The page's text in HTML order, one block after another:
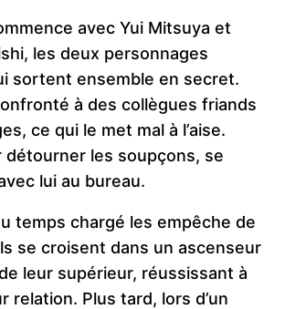
avec Yui Mitsuya et
les deux personnages
sortent ensemble en secret.
à des collègues friands
ce qui le met mal à l’aise.
détourner les soupçons, se
lui au bureau.
temps chargé les empêche de
se croisent dans un ascenseur
leur supérieur, réussissant à
relation. Plus tard, lors d’un